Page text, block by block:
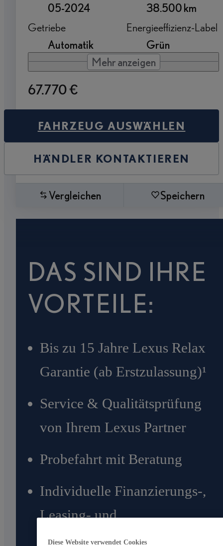
05-2024
38.500 km
Getriebe
Automatik
Energieeffizienz-Label
Grün
Mehr anzeigen
67.770 €
FAHRZEUG AUSWÄHLEN
HÄNDLER KONTAKTIEREN
Vergleichen Speichern
DAS SIND IHRE
VORTEILE:
Bis zu 15 Jahre Lexus Relax
Garantie (ab Erstzulassung)¹
Service & Qualitätsprüfung
von Ihrem Lexus Partner
Probefahrt mit Beratung
Individuelle Finanzierungs-,
Leasing- und
Versicherungsangebote
Diese Website verwendet Cookies